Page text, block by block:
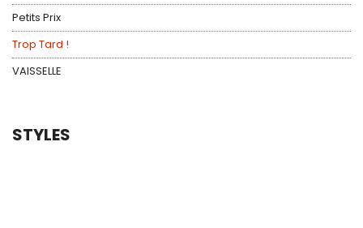
Petits Prix
Trop Tard !
VAISSELLE
STYLES